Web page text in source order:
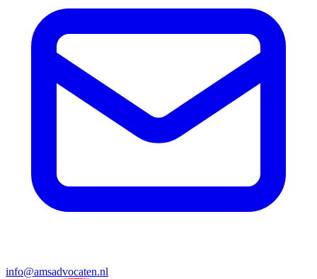
info@amsadvocaten.nl